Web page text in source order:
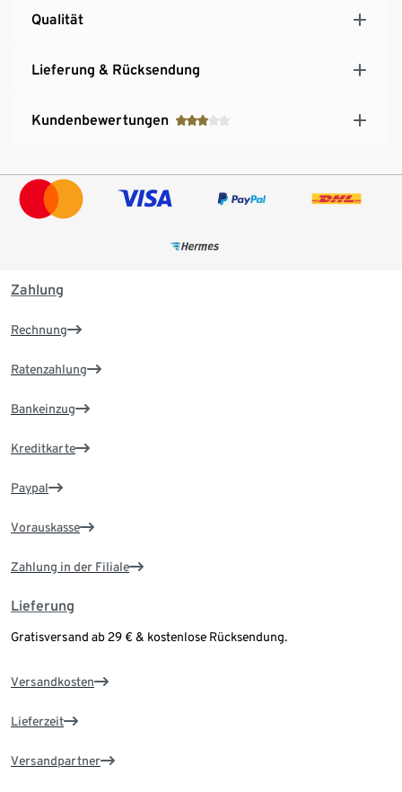
Qualität
Lieferung & Rücksendung
Kundenbewertungen
Zahlung
Rechnung
Ratenzahlung
Bankeinzug
Kreditkarte
Paypal
Vorauskasse
Zahlung in der Filiale
Lieferung
Gratisversand ab 29 € & kostenlose Rücksendung.
Versandkosten
Lieferzeit
Versandpartner